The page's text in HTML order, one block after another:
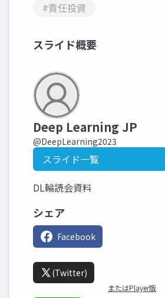
#責任投資
スライド概要
Deep Learning JP
@DeepLearning2023
スライド一覧
DL輪読会資料
シェア
Facebook
(Twitter)
またはPlayer版